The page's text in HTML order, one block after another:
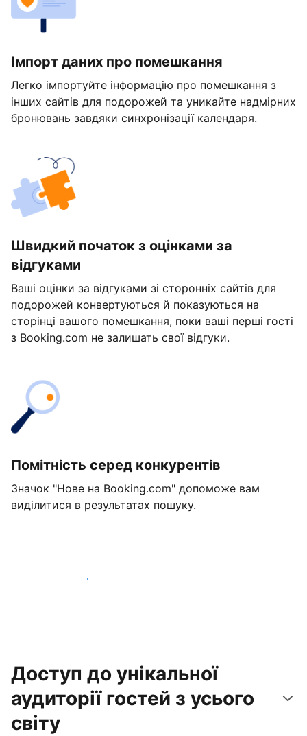
Імпорт даних про помешкання
Легко імпортуйте інформацію про помешкання з
інших сайтів для подорожей та уникайте надмірних
бронювань завдяки синхронізації календаря.
Швидкий початок з оцінками за
відгуками
Ваші оцінки за відгуками зі сторонніх сайтів для
подорожей конвертуються й показуються на
сторінці вашого помешкання, поки ваші перші гості
з Booking.com не залишать свої відгуки.
Помітність серед конкурентів
Значок "Нове на Booking.com" допоможе вам
виділитися в результатах пошуку.
Розпочати вже сьогодні
Доступ до унікальної
аудиторії гостей з усього
світу